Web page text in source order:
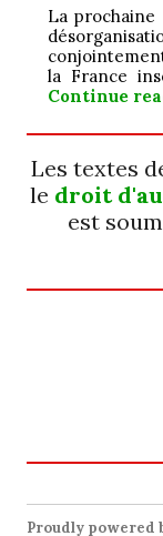
La prochaine
la France
Continue
Les textes
le droit
est
Proudly powered